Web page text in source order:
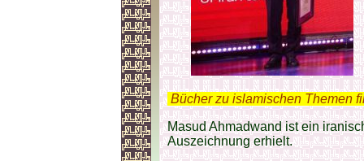
Bücher zu islamischen Themen
Masud Ahmadwand ist ein
Auszeichnung erhielt.